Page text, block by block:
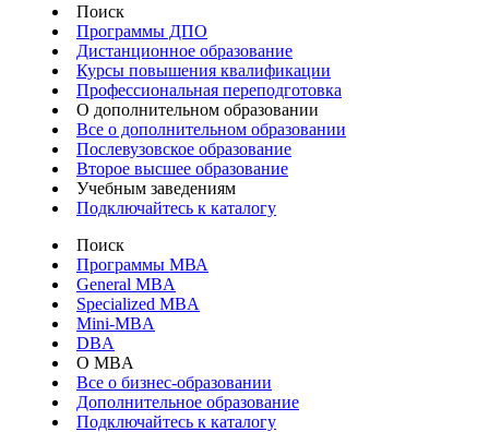
Поиск
Программы ДПО
Дистанционное образование
Курсы повышения квалификации
Профессиональная переподготовка
О дополнительном образовании
Все о дополнительном образовании
Послевузовское образование
Второе высшее образование
Учебным заведениям
Подключайтесь к каталогу
Поиск
Программы МВА
General MBA
Specialized MBA
Mini-MBA
DBA
О MBA
Все о бизнес-образовании
Дополнительное образование
Подключайтесь к каталогу